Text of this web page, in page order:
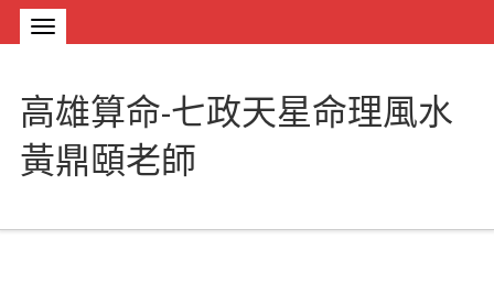
高雄算命-七政天星命理風水
黃鼎頤老師